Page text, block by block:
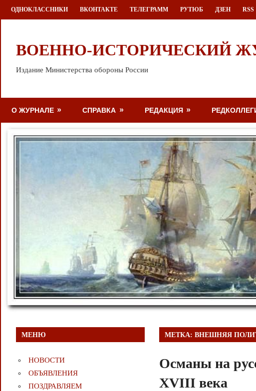
Перейти
к
ОДНОКЛАССНИКИ ВКОНТАКТЕ ТЕЛЕГРАММ РУТЮБ ДЗЕН RSS
ВОЕННО-ИСТОРИЧЕСКИЙ
Издание Министерства обороны России
О ЖУРНАЛЕ СПРАВКА РЕДАКЦИЯ
МЕТКА:ВНЕШНЯЯ
Османы на
XVIII века
МЕНЮ
НОВОСТИ
ОБЪЯВЛЕНИЯ
ПОЗДРАВЛЯЕМ